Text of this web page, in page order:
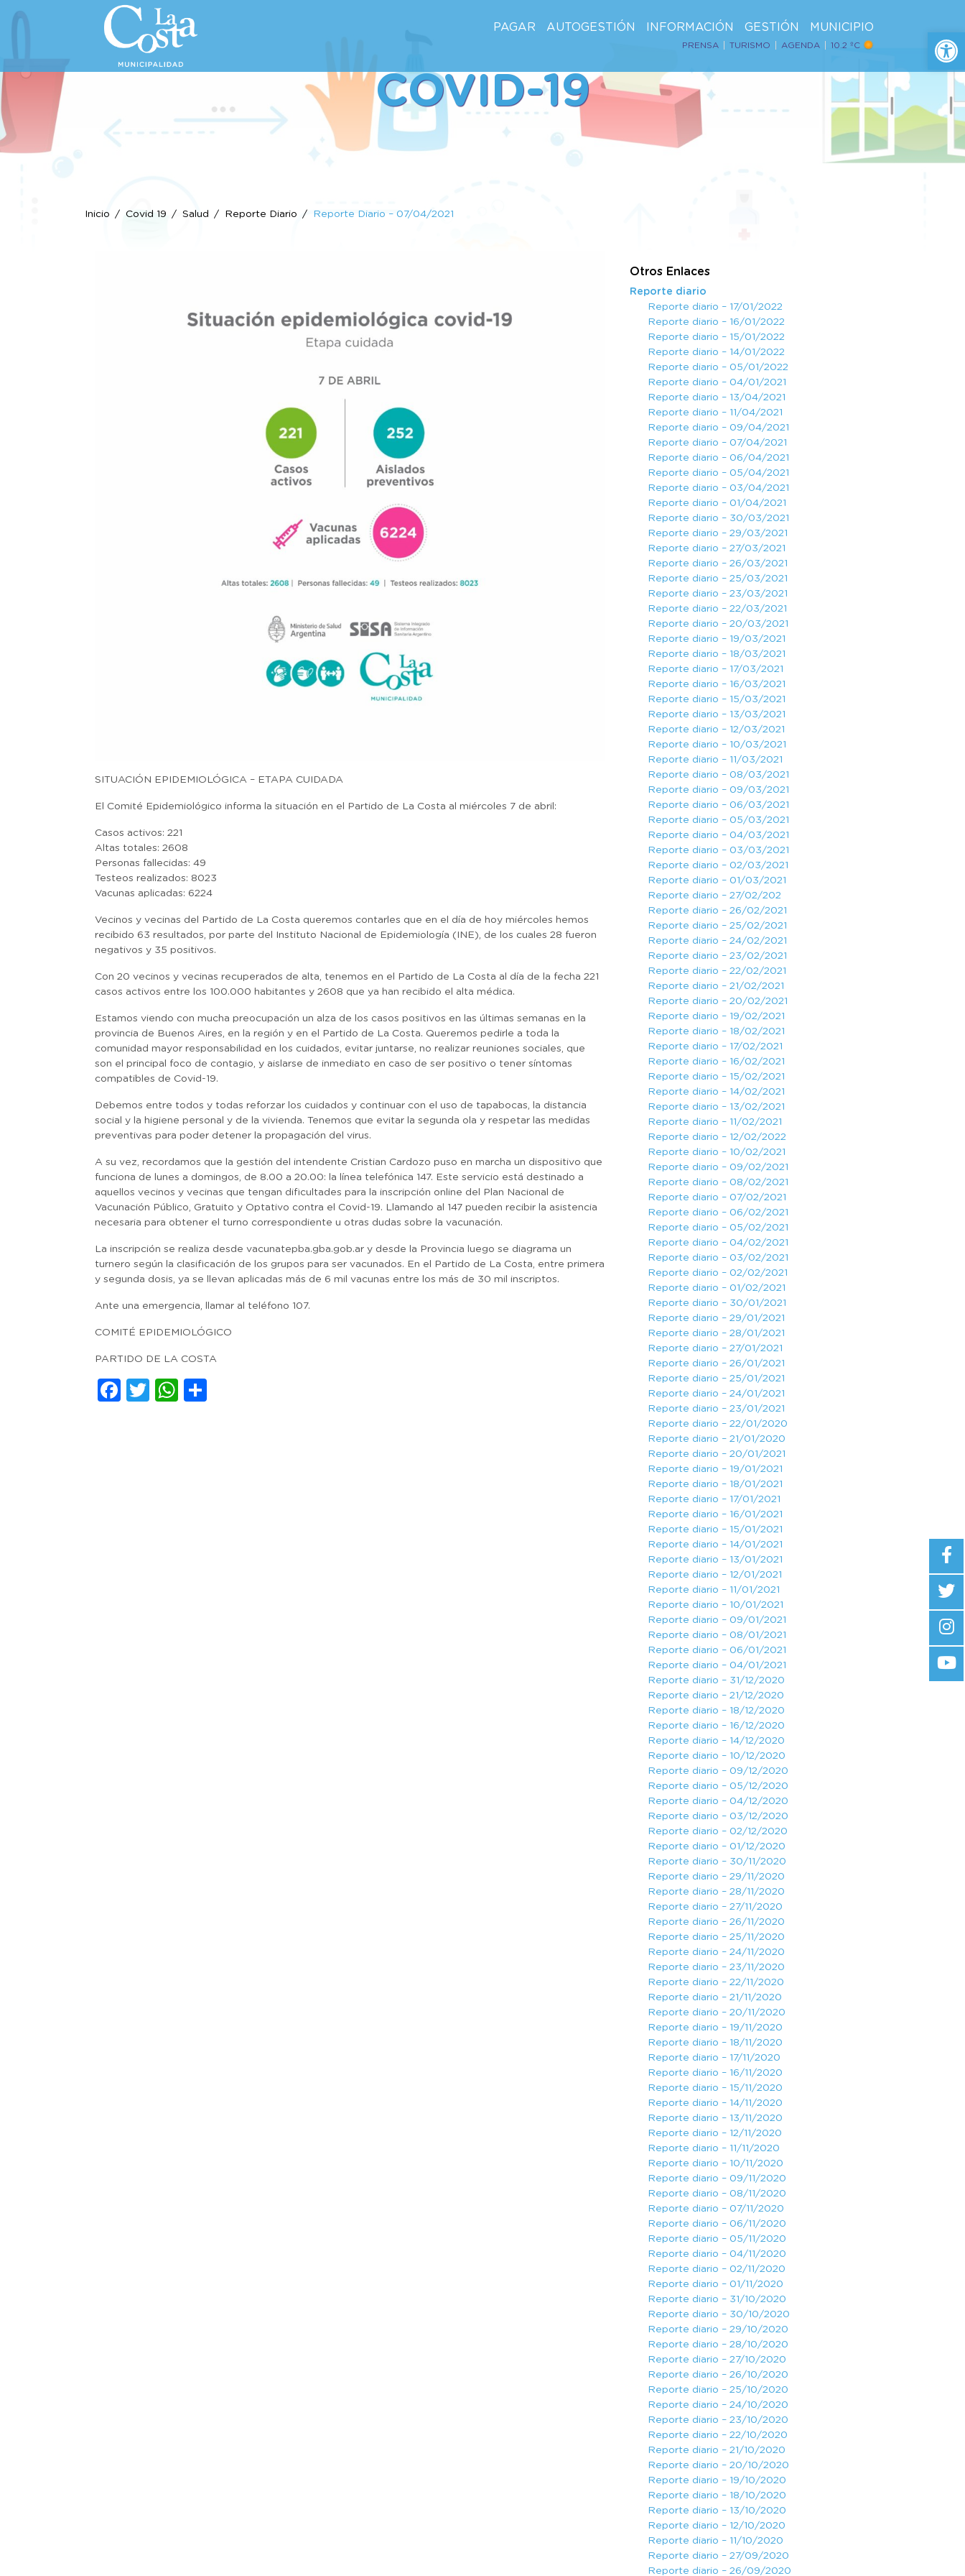
PAGAR AUTOGESTIÓN INFORMACIÓN GESTIÓN MUNICIPIO
PRENSA TURISMO AGENDA 10.2 ºC
COVID-19
Inicio Covid 19 Salud Reporte Diario Reporte Diario – 07/04/2021
SITUACIÓN EPIDEMIOLÓGICA – ETAPA CUIDADA
El Comité Epidemiológico informa la situación en el Partido de La Costa al miércoles 7 de abril:
Casos activos: 221
Altas totales: 2608
Personas fallecidas: 49
Testeos realizados: 8023
Vacunas aplicadas: 6224
Vecinos y vecinas del Partido de La Costa queremos contarles que en el día de hoy miércoles hemos
recibido 63 resultados, por parte del Instituto Nacional de Epidemiología (INE), de los cuales 28 fueron
negativos y 35 positivos.
Con 20 vecinos y vecinas recuperados de alta, tenemos en el Partido de La Costa al día de la fecha 221
casos activos entre los 100.000 habitantes y 2608 que ya han recibido el alta médica.
Estamos viendo con mucha preocupación un alza de los casos positivos en las últimas semanas en la
provincia de Buenos Aires, en la región y en el Partido de La Costa. Queremos pedirle a toda la
comunidad mayor responsabilidad en los cuidados, evitar juntarse, no realizar reuniones sociales, que
son el principal foco de contagio, y aislarse de inmediato en caso de ser positivo o tener síntomas
compatibles de Covid-19.
Debemos entre todos y todas reforzar los cuidados y continuar con el uso de tapabocas, la distancia
social y la higiene personal y de la vivienda. Tenemos que evitar la segunda ola y respetar las medidas
preventivas para poder detener la propagación del virus.
A su vez, recordamos que la gestión del intendente Cristian Cardozo puso en marcha un dispositivo que
funciona de lunes a domingos, de 8.00 a 20.00: la línea telefónica 147. Este servicio está destinado a
aquellos vecinos y vecinas que tengan dificultades para la inscripción online del Plan Nacional de
Vacunación Público, Gratuito y Optativo contra el Covid-19. Llamando al 147 pueden recibir la asistencia
necesaria para obtener el turno correspondiente u otras dudas sobre la vacunación.
La inscripción se realiza desde vacunatepba.gba.gob.ar y desde la Provincia luego se diagrama un
turnero según la clasificación de los grupos para ser vacunados. En el Partido de La Costa, entre primera
y segunda dosis, ya se llevan aplicadas más de 6 mil vacunas entre los más de 30 mil inscriptos.
Ante una emergencia, llamar al teléfono 107.
COMITÉ EPIDEMIOLÓGICO
PARTIDO DE LA COSTA
Facebook
TwitterWhatsApp
Otros Enlaces
Reporte diario
Reporte diario – 17/01/2022
Reporte diario – 16/01/2022
Reporte diario – 15/01/2022
Reporte diario – 14/01/2022
Reporte diario – 05/01/2022
Reporte diario – 04/01/2021
Reporte diario – 13/04/2021
Reporte diario – 11/04/2021
Reporte diario – 09/04/2021
Reporte diario – 07/04/2021
Reporte diario – 06/04/2021
Reporte diario – 05/04/2021
Reporte diario – 03/04/2021
Reporte diario – 01/04/2021
Reporte diario – 30/03/2021
Reporte diario – 29/03/2021
Reporte diario – 27/03/2021
Reporte diario – 26/03/2021
Reporte diario – 25/03/2021
Reporte diario – 23/03/2021
Reporte diario – 22/03/2021
Reporte diario – 20/03/2021
Reporte diario – 19/03/2021
Reporte diario – 18/03/2021
Reporte diario – 17/03/2021
Reporte diario – 16/03/2021
Reporte diario – 15/03/2021
Reporte diario – 13/03/2021
Reporte diario – 12/03/2021
Reporte diario – 10/03/2021
Reporte diario – 11/03/2021
Reporte diario – 08/03/2021
Reporte diario – 09/03/2021
Reporte diario – 06/03/2021
Reporte diario – 05/03/2021
Reporte diario – 04/03/2021
Reporte diario – 03/03/2021
Reporte diario – 02/03/2021
Reporte diario – 01/03/2021
Reporte diario – 27/02/202
Reporte diario – 26/02/2021
Reporte diario – 25/02/2021
Reporte diario – 24/02/2021
Reporte diario – 23/02/2021
Reporte diario – 22/02/2021
Reporte diario – 21/02/2021
Reporte diario – 20/02/2021
Reporte diario – 19/02/2021
Reporte diario – 18/02/2021
Reporte diario – 17/02/2021
Reporte diario – 16/02/2021
Reporte diario – 15/02/2021
Reporte diario – 14/02/2021
Reporte diario – 13/02/2021
Reporte diario – 11/02/2021
Reporte diario – 12/02/2022
Reporte diario – 10/02/2021
Reporte diario – 09/02/2021
Reporte diario – 08/02/2021
Reporte diario – 07/02/2021
Reporte diario – 06/02/2021
Reporte diario – 05/02/2021
Reporte diario – 04/02/2021
Reporte diario – 03/02/2021
Reporte diario – 02/02/2021
Reporte diario – 01/02/2021
Reporte diario – 30/01/2021
Reporte diario – 29/01/2021
Reporte diario – 28/01/2021
Reporte diario – 27/01/2021
Reporte diario – 26/01/2021
Reporte diario – 25/01/2021
Reporte diario – 24/01/2021
Reporte diario – 23/01/2021
Reporte diario – 22/01/2020
Reporte diario – 21/01/2020
Reporte diario – 20/01/2021
Reporte diario – 19/01/2021
Reporte diario – 18/01/2021
Reporte diario – 17/01/2021
Reporte diario – 16/01/2021
Reporte diario – 15/01/2021
Reporte diario – 14/01/2021
Reporte diario – 13/01/2021
Reporte diario – 12/01/2021
Reporte diario – 11/01/2021
Reporte diario – 10/01/2021
Reporte diario – 09/01/2021
Reporte diario – 08/01/2021
Reporte diario – 06/01/2021
Reporte diario – 04/01/2021
Reporte diario – 31/12/2020
Reporte diario – 21/12/2020
Reporte diario – 18/12/2020
Reporte diario – 16/12/2020
Reporte diario – 14/12/2020
Reporte diario – 10/12/2020
Reporte diario – 09/12/2020
Reporte diario – 05/12/2020
Reporte diario – 04/12/2020
Reporte diario – 03/12/2020
Reporte diario – 02/12/2020
Reporte diario – 01/12/2020
Reporte diario – 30/11/2020
Reporte diario – 29/11/2020
Reporte diario – 28/11/2020
Reporte diario – 27/11/2020
Reporte diario – 26/11/2020
Reporte diario – 25/11/2020
Reporte diario – 24/11/2020
Reporte diario – 23/11/2020
Reporte diario – 22/11/2020
Reporte diario – 21/11/2020
Reporte diario – 20/11/2020
Reporte diario – 19/11/2020
Reporte diario – 18/11/2020
Reporte diario – 17/11/2020
Reporte diario – 16/11/2020
Reporte diario – 15/11/2020
Reporte diario – 14/11/2020
Reporte diario – 13/11/2020
Reporte diario – 12/11/2020
Reporte diario – 11/11/2020
Reporte diario – 10/11/2020
Reporte diario – 09/11/2020
Reporte diario – 08/11/2020
Reporte diario – 07/11/2020
Reporte diario – 06/11/2020
Reporte diario – 05/11/2020
Reporte diario – 04/11/2020
Reporte diario – 02/11/2020
Reporte diario – 01/11/2020
Reporte diario – 31/10/2020
Reporte diario – 30/10/2020
Reporte diario – 29/10/2020
Reporte diario – 28/10/2020
Reporte diario – 27/10/2020
Reporte diario – 26/10/2020
Reporte diario – 25/10/2020
Reporte diario – 24/10/2020
Reporte diario – 23/10/2020
Reporte diario – 22/10/2020
Reporte diario – 21/10/2020
Reporte diario – 20/10/2020
Reporte diario – 19/10/2020
Reporte diario – 18/10/2020
Reporte diario – 13/10/2020
Reporte diario – 12/10/2020
Reporte diario – 11/10/2020
Reporte diario – 27/09/2020
Reporte diario – 26/09/2020